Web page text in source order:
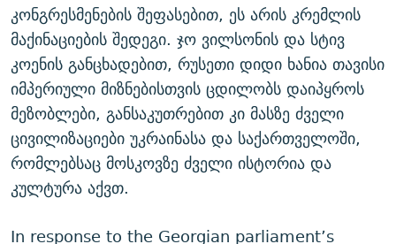
კონგრესმენების შეფასებით, ეს არის კრემლის
მაქინაციების შედეგი. ჯო ვილსონის და სტივ
კოენის განცხადებით, რუსეთი დიდი ხანია თავისი
იმპერიული მიზნებისთვის ცდილობს დაიპყროს
მეზობლები, განსაკუთრებით კი მასზე ძველი
ცივილიზაციები უკრაინასა და საქართველოში,
რომლებსაც მოსკოვზე ძველი ისტორია და
კულტურა აქვთ.
In response to the Georgian parliament’s